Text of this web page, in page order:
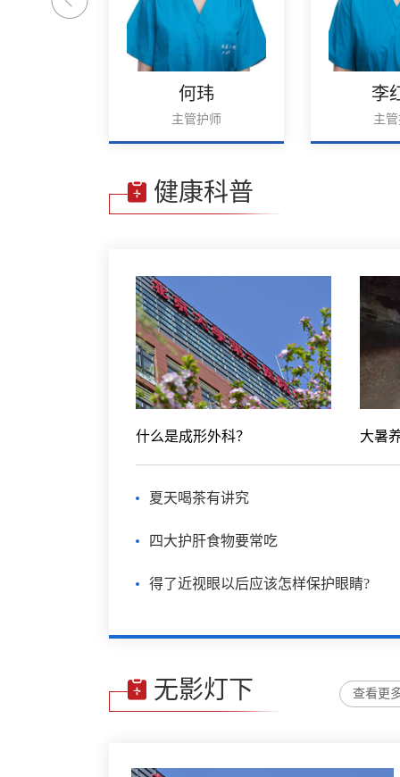
何玮
主管护师
李
主
健康科普
什么是成形外科？
夏天喝茶有讲究
四大护肝食物要常吃
得了近视眼以后应该怎样保护眼睛?
无影灯下 查看更